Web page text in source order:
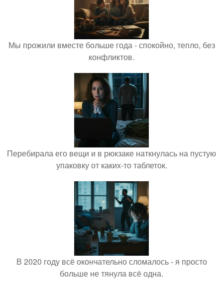
Мы прожили вместе больше года - спокойно, тепло, без
конфликтов.
Перебирала его вещи и в рюкзаке наткнулась на пустую
упаковку от каких-то таблеток.
В 2020 году всё окончательно сломалось - я просто
больше не тянула всё одна.